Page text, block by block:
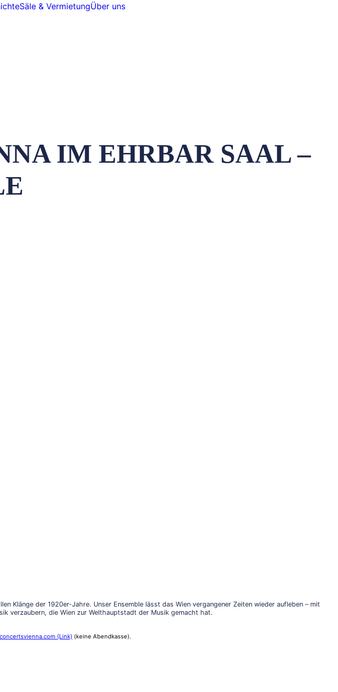
Säle & VermietungÜber uns
IM EHRBAR SAAL –
Klänge der 1920er-Jahre. Unser Ensemble lässt das Wien vergangener Zeiten wieder aufleben – mit
verzaubern, die Wien zur Welthauptstadt der Musik gemacht hat.
(Link) (keine Abendkasse).